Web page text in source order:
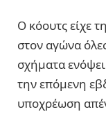
Ο κόουτς είχε
στον αγώνα
σχήματα
την επόμενη
υποχρέωση